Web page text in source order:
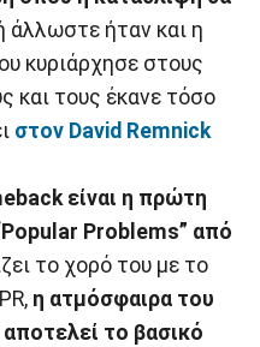
άλλωστε ήταν και η
κυριάρχησε στους
και τους έκανε τόσο
στον David Remnick
είναι η πρώτη
Problems” από
το χορό του με το
η ατμόσφαιρα του
αποτελεί το βασικό